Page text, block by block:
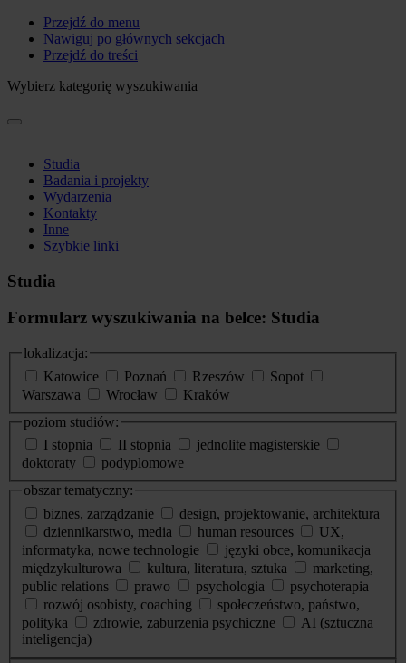
Przejdź do menu
Nawiguj po głównych sekcjach
Przejdź do treści
Wybierz kategorię wyszukiwania
Studia
Badania i projekty
Wydarzenia
Kontakty
Inne
Szybkie linki
Studia
Formularz wyszukiwania na belce: Studia
lokalizacja:
Katowice
Poznań Rzeszów
Sopot
Warszawa
Wrocław
Kraków
poziom studiów:
I stopnia
II stopnia
jednolite magisterskie
doktoraty
podyplomowe
obszar tematyczny:
biznes, zarządzanie
design, projektowanie, architektura
dziennikarstwo, media
human resources
UX,
informatyka, nowe technologie
języki obce, komunikacja
międzykulturowa
kultura, literatura, sztuka
marketing,
public relations
prawo psychologia
psychoterapia
rozwój osobisty, coaching
społeczeństwo, państwo,
polityka
zdrowie, zaburzenia psychiczne
AI (sztuczna
inteligencja)